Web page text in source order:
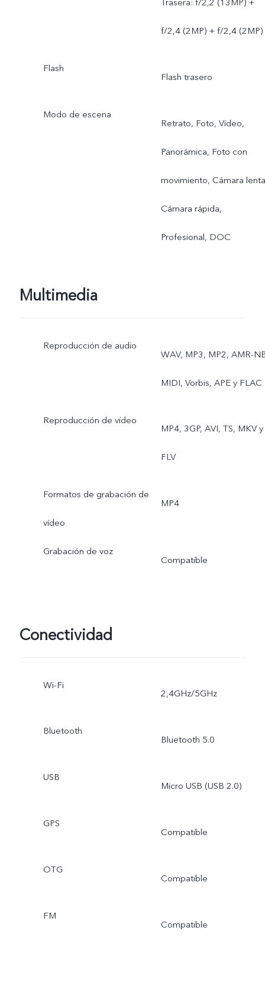
f/2,4 (2MP) + f/2,4 (2MP)
Flash
Flash trasero
Modo de escena
Retrato, Foto, Vídeo,
Panorámica, Foto con
movimiento, Cámara
Cámara rápida,
Profesional, DOC
Multimedia
Reproducción de audio
WAV, MP3, MP2, AMR-
MIDI, Vorbis, APE y FLAC
Reproducción de vídeo
MP4, 3GP, AVI, TS, MKV y
FLV
Formatos de grabación de
vídeo
MP4
Grabación de voz
Compatible
Conectividad
Wi-Fi
2,4GHz/5GHz
Bluetooth
Bluetooth 5.0
USB
Micro USB (USB 2.0)
GPS
Compatible
OTG
Compatible
FM
Compatible